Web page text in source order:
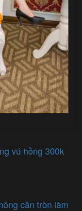
vú hồng 300k
căn tròn làm